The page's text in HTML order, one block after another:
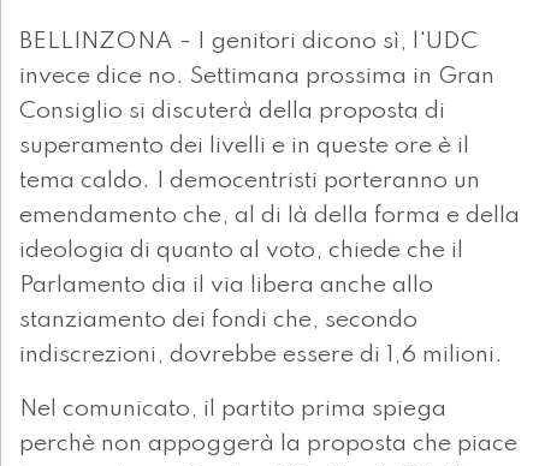
BELLINZONA - I genitori dicono sì, l'UDC
invece dice no. Settimana prossima in Gran
Consiglio si discuterà della proposta di
superamento dei livelli e in queste ore è il
tema caldo. I democentristi porteranno un
emendamento che, al di là della forma e della
ideologia di quanto al voto, chiede che il
Parlamento dia il via libera anche allo
stanziamento dei fondi che, secondo
indiscrezioni, dovrebbe essere di 1,6 milioni.
Nel comunicato, il partito prima spiega
perchè non appoggerà la proposta che piace